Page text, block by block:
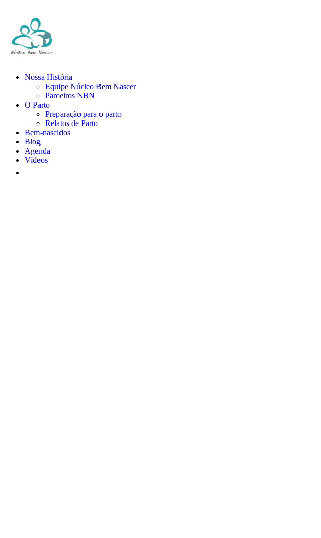
Nossa História
Equipe Núcleo Bem Nascer
Parceiros NBN
O Parto
Preparação para o parto
Relatos de Parto
Bem-nascidos
Blog
Agenda
Vídeos